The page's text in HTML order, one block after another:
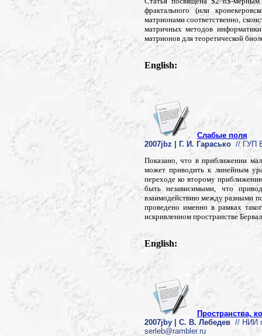
фрактального (или
матрионами соответственно,
матричных методов
матрионов для теоретической
English:
Слабые поля
2007jbz | Г. И. Гарасько// ГУП
Показано, что в приближении
может приводить к линейным
переходе ко второму
быть независимыми, что
взаимодействию между разными
проведено именно в рамках
искривленном пространстве
English:
Пространства,
2007jby | С. В. Лебедев// НИИ
serleb@rambler.ru